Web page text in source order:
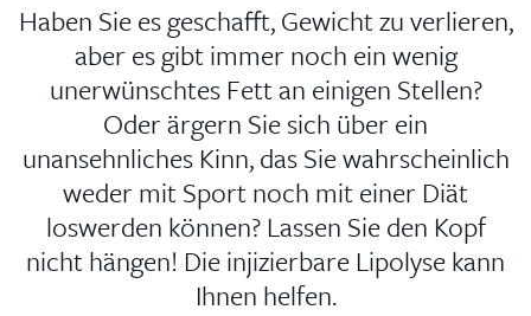
Haben Sie es geschafft, Gewicht zu verlieren,
aber es gibt immer noch ein wenig
unerwünschtes Fett an einigen Stellen?
Oder ärgern Sie sich über ein
unansehnliches Kinn, das Sie wahrscheinlich
weder mit Sport noch mit einer Diät
loswerden können? Lassen Sie den Kopf
nicht hängen! Die injizierbare Lipolyse kann
Ihnen helfen.